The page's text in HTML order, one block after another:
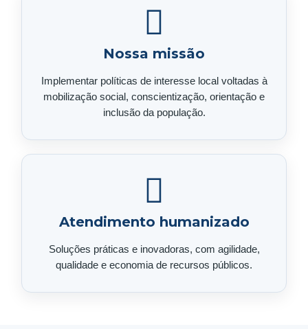
Nossa missão
Implementar políticas de interesse local voltadas à
mobilização social, conscientização, orientação e
inclusão da população.
Atendimento humanizado
Soluções práticas e inovadoras, com agilidade,
qualidade e economia de recursos públicos.